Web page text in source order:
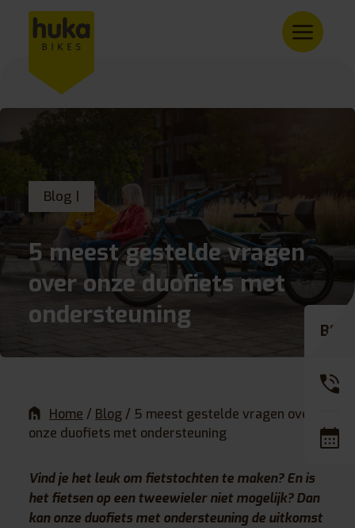
Blog |
5 meest gestelde vragen
over onze duofiets met
ondersteuning
Home / Blog / 5 meest gestelde vragen over
onze duofiets met ondersteuning
Vind je het leuk om fietstochten te maken? En is
het fietsen op een tweewieler niet mogelijk? Dan
kan onze duofiets met ondersteuning de uitkomst
BE